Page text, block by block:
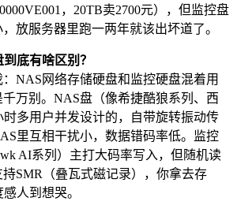
，20TB卖2700元），但监控盘
放服务器里跑一两年就该出坏道了。
底有啥区别？
NAS网络存储硬盘和监控硬盘混着用
万别。NAS盘（像希捷酷狼系列、西
时多用户并发设计的，自带旋转振动传
里互相干扰小，数据错码率低。监控
AI系列）主打大码率写入，但随机读
SMR（叠瓦式磁记录），你拿去存
人到想哭。